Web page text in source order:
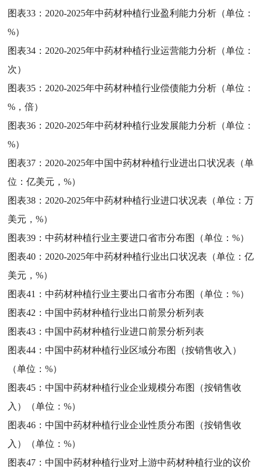
图表33： 2020-2025年中药材种植行业盈利能力分析（单位：
%）
图表34： 2020-2025年中药材种植行业运营能力分析（单位：
次）
图表35： 2020-2025年中药材种植行业偿债能力分析（单位：
%，倍）
图表36： 2020-2025年中药材种植行业发展能力分析（单位：
%）
图表37： 2020-2025年中国中药材种植行业进出口状况表（单
位：亿美元，%）
图表38： 2020-2025年中药材种植行业进口状况表（单位：万
美元，%）
图表39：中药材种植行业主要进口省市分布图（单位：%）
图表40： 2020-2025年中药材种植行业出口状况表（单位：亿
美元，%）
图表41：中药材种植行业主要出口省市分布图（单位：%）
图表42：中国中药材种植行业出口前景分析列表
图表43：中国中药材种植行业进口前景分析列表
图表44：中国中药材种植行业区域分布图（按销售收入）
（单位：%）
图表45：中国中药材种植行业企业规模分布图（按销售收
入）（单位：%）
图表46：中国中药材种植行业企业性质分布图（按销售收
入）（单位：%）
图表47：中国中药材种植行业对上游中药材种植行业的议价